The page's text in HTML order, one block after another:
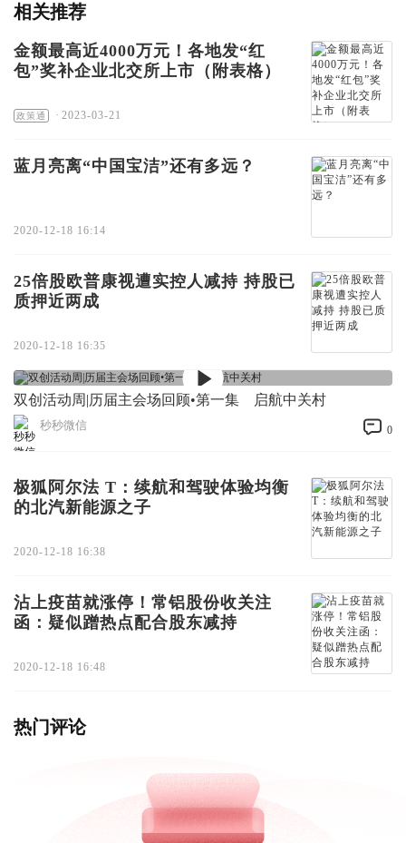
相关推荐
金额最高近4000万元！各地发“红
包”奖补企业北交所上市（附表格）
政策通 · 2023-03-21
蓝月亮离“中国宝洁”还有多远？
2020-12-18 16:14
25倍股欧普康视遭实控人减持 持股已
质押近两成
2020-12-18 16:35
双创活动周|历届主会场回顾•第一集 启航中关村
秒秒微信 0
极狐阿尔法 T：续航和驾驶体验均衡
的北汽新能源之子
2020-12-18 16:38
沾上疫苗就涨停！常铝股份收关注
函：疑似蹭热点配合股东减持
2020-12-18 16:48
热门评论